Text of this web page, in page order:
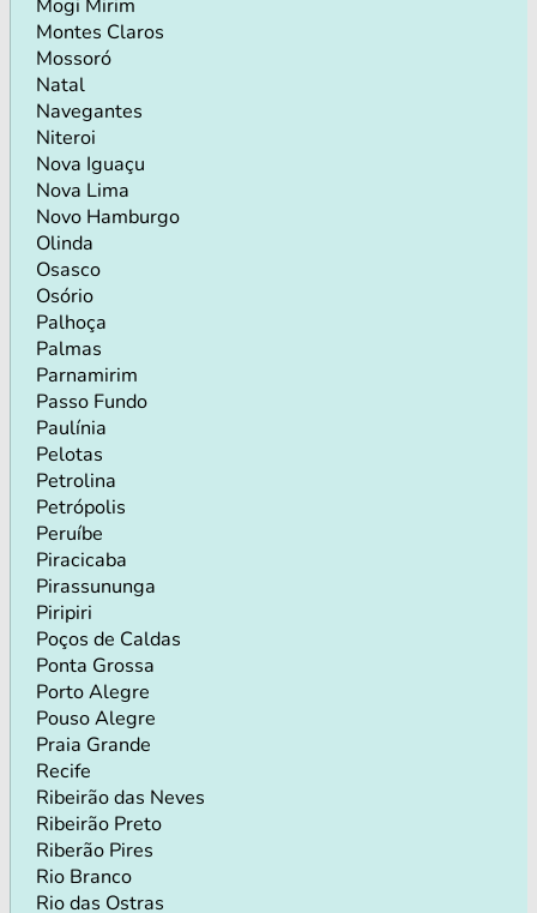
Mogi Mirim
Montes Claros
Mossoró
Natal
Navegantes
Niteroi
Nova Iguaçu
Nova Lima
Novo Hamburgo
Olinda
Osasco
Osório
Palhoça
Palmas
Parnamirim
Passo Fundo
Paulínia
Pelotas
Petrolina
Petrópolis
Peruíbe
Piracicaba
Pirassununga
Piripiri
Poços de Caldas
Ponta Grossa
Porto Alegre
Pouso Alegre
Praia Grande
Recife
Ribeirão das Neves
Ribeirão Preto
Riberão Pires
Rio Branco
Rio das Ostras